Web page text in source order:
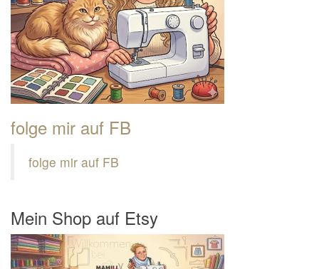
folge mir auf FB
folge mir auf FB
Mein Shop auf Etsy